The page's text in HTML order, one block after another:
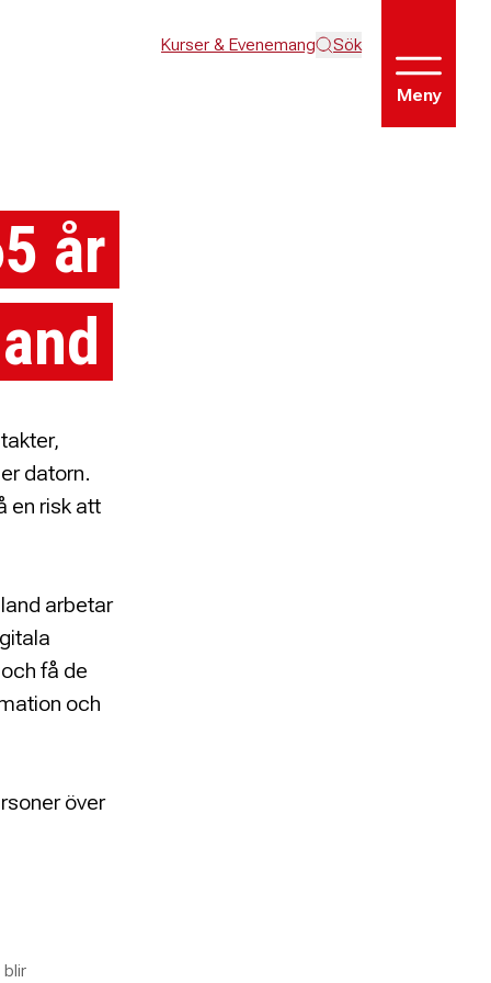
Kurser & Evenemang Sök
Meny
år
datorn.
en risk att
arbetar
få de
och
över
blir